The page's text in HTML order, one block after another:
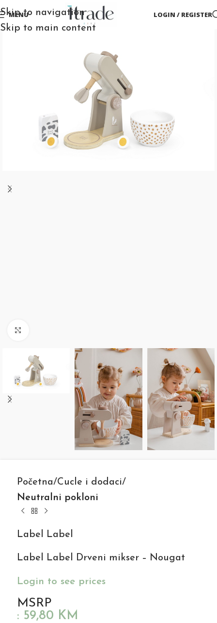
Skip to navigation
Skip to main content
MENU LOGIN / REGISTER
Početna Cucle i dodaci
Neutralni pokloni
Label Label
Label Label Drveni mikser – Nougat
Login to see prices
MSRP
: 59,80 KM